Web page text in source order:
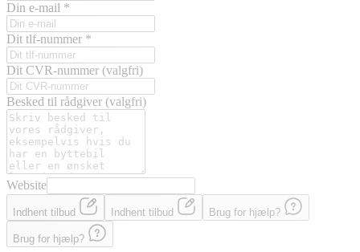
Din e-mail *
Dit tlf-nummer *
Dit CVR-nummer (valgfri)
Besked til rådgiver (valgfri)
Website
Indhent tilbud Indhent tilbud Brug for hjælp?
Brug for hjælp?